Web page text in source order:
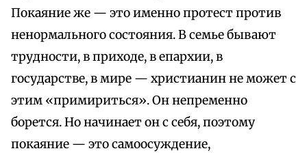
Покаяние же — это именно протест против
ненормального состояния. В семье бывают
трудности, в приходе, в епархии, в
государстве, в мире — христианин не может с
этим «примириться». Он непременно
борется. Но начинает он с себя, поэтому
покаяние — это самоосуждение,